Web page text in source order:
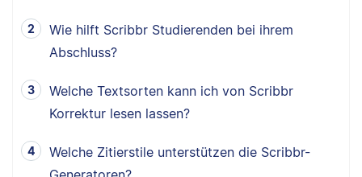
Wie hilft Scribbr Studierenden bei ihrem
Abschluss?
Welche Textsorten kann ich von Scribbr
Korrektur lesen lassen?
Welche Zitierstile unterstützen die Scribbr-